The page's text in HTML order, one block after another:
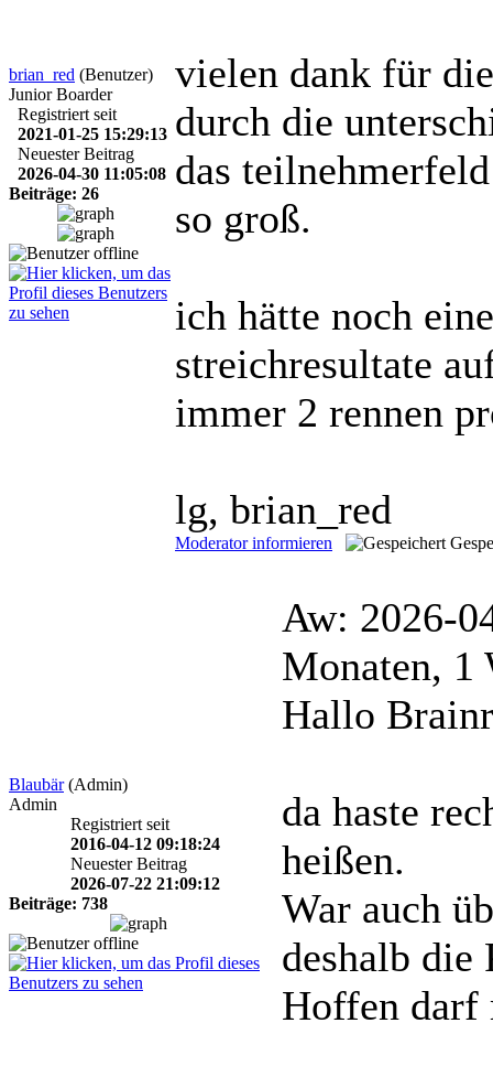
brian_red (Benutzer)
Junior Boarder
Registriert seit
2021-01-25 15:29:13
Neuester Beitrag
2026-04-30 11:05:08
Beiträge: 26
vielen dank für
durch die
das
so groß.
ich hätte noch
streichresultate
immer 2 rennen
lg, brian_red
Moderator informieren
Blaubär (Admin)
Admin
Registriert seit
2016-04-12 09:18:24
Neuester Beitrag
2026-07-22 21:09:12
Beiträge: 738
Aw: 2026-
Monaten, 1
Hallo
da haste
heißen.
War auch
deshalb die
Hoffen darf